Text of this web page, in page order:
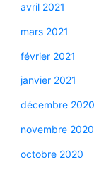
avril 2021
mars 2021
février 2021
janvier 2021
décembre 2020
novembre 2020
octobre 2020